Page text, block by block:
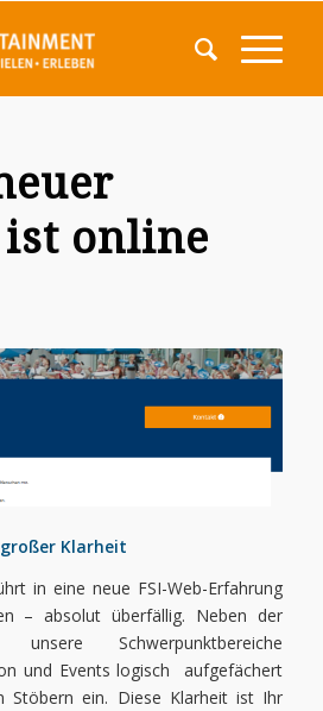
online
Klarheit
in eine neue FSI-Web-Erfahrung
– absolut überfällig. Neben der
Schwerpunktbereiche
und Events logisch aufgefächert
Stöbern ein. Diese Klarheit ist Ihr